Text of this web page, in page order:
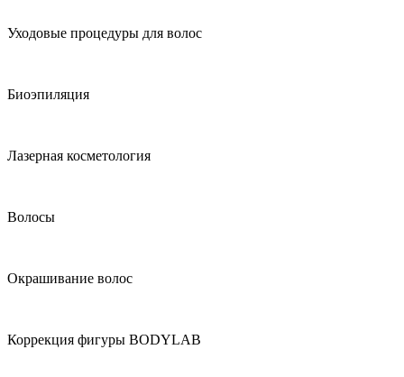
Уходовые процедуры для волос
Биоэпиляция
Лазерная косметология
Волосы
Окрашивание волос
Коррекция фигуры BODYLAB